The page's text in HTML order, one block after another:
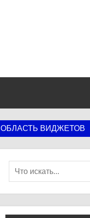
ОБЛАСТЬ ВИДЖЕТОВ
Поиск